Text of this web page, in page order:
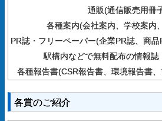
通販(通信販売用冊
各種案内(会社案内、学校案内
PR誌・フリーペーパー(企業PR誌、商品
駅構内などで無料配布の情報誌
各種報告書(CSR報告書、環境報告書
各賞のご紹介